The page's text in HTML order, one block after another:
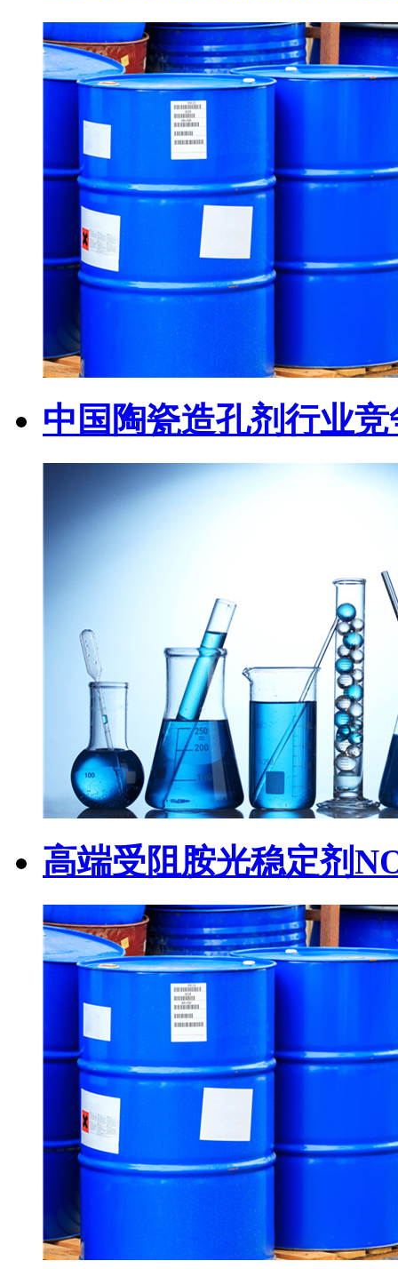
中国陶瓷造孔剂行业
高端受阻胺光稳定剂